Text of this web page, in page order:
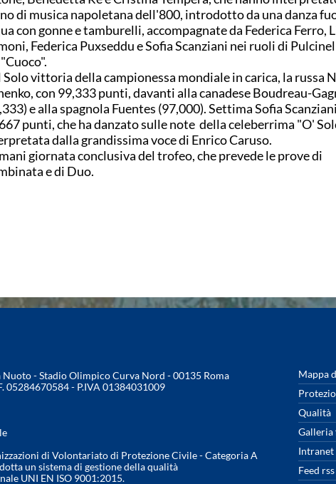
di musica napoletana dell'800, introdotto da una danza
con gonne e tamburelli, accompagnate da Federica Ferro,
Federica Puxseddu e Sofia Scanziani nei ruoli di
Solo vittoria della campionessa mondiale in carica, la russa
con 99,333 punti, davanti alla canadese Boudreau-
e alla spagnola Fuentes (97,000). Settima Sofia
punti, che ha danzato sulle note della celeberrima "O'
dalla grandissima voce di Enrico Caruso.
giornata conclusiva del trofeo, che prevede le prove di
e di Duo.
- Stadio Olimpico Curva Nord - 00135 Roma
05284670584 - P.IVA 01384031009
di Volontariato di Protezione Civile - Categoria A
un sistema di gestione della qualità
UNI EN ISO 9001:2015.
Mappa
Qualità
Galleria
Intranet
Feed rss